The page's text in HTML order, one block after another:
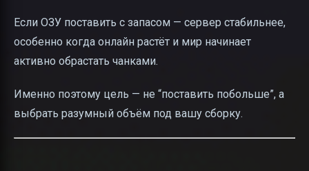
Если ОЗУ поставить с запасом — сервер стабильнее,
особенно когда онлайн растёт и мир начинает
активно обрастать чанками.
Именно поэтому цель — не “поставить побольше”, а
выбрать разумный объём под вашу сборку.